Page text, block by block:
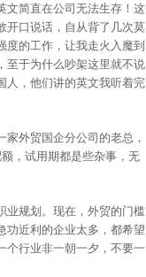
文简直在公司无法生存！这
开口说话，自从背了几次莫
度的工作，让我走火入魔到
至于为什么吵架这里就不说
人，他们讲的英文我听着完
外贸国企分公司的老总，
，试用期都是些杂事，无
业规划。现在，外贸的门槛
功近利的企业太多，都希望
个行业非一朝一夕，不要一